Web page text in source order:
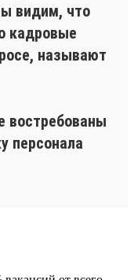
видим, что
кадровые
называют
востребованы
персонала